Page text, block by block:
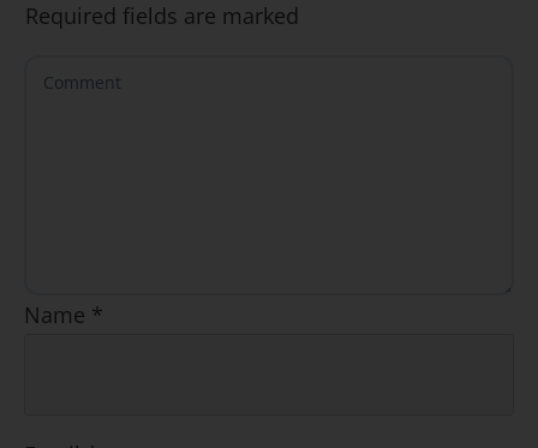
Required fields are marked
Name *